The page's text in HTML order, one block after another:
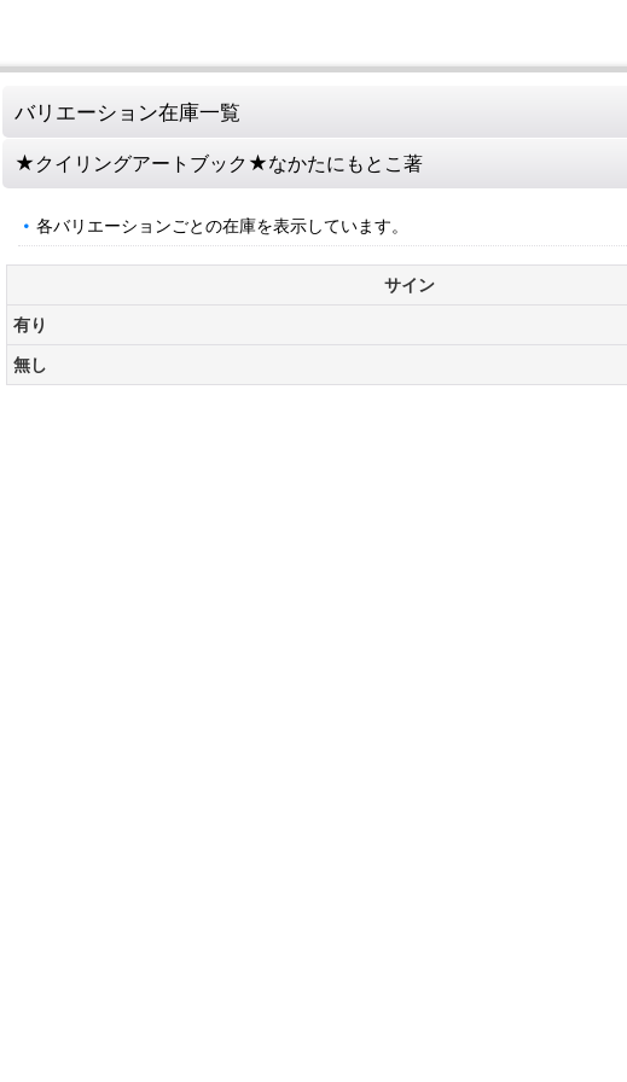
バリエーション在庫一覧
★クイリングアートブック★なかたにもとこ著
各バリエーションごとの在庫を表示しています。
サイン
有り
無し